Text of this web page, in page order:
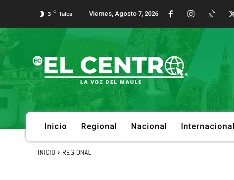
3 C Talca Viernes, Agosto 7, 2026
Inicio Regional Nacional Internacional
INICIO REGIONAL